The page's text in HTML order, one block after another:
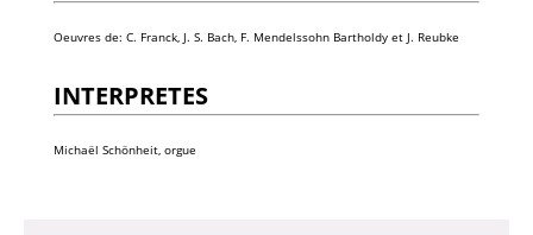
Oeuvres de: C. Franck, J. S. Bach, F. Mendelssohn Bartholdy et J. Reubke
INTERPRETES
Michaël Schönheit, orgue